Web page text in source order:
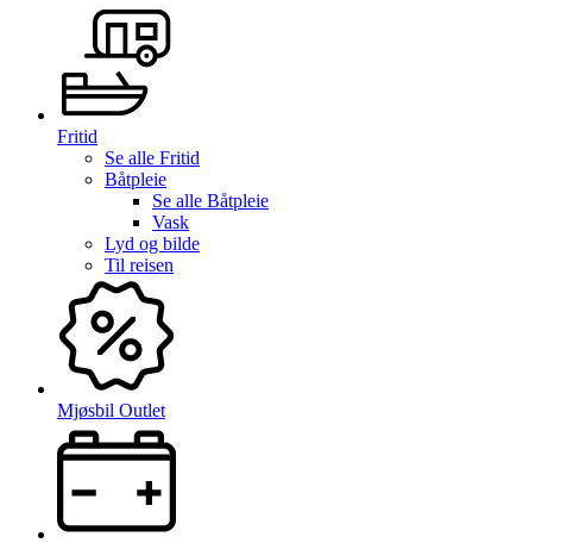
Fritid
Se alle Fritid
Båtpleie
Se alle Båtpleie
Vask
Lyd og bilde
Til reisen
Mjøsbil Outlet